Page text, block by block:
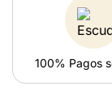
100% Pagos